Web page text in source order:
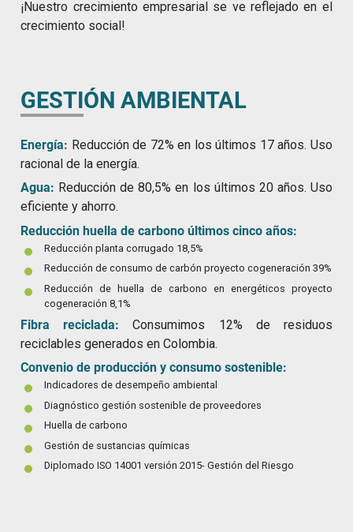
¡Nuestro crecimiento empresarial se ve reflejado en el
crecimiento social!
GESTIÓN AMBIENTAL
Energía: Reducción de 72% en los últimos 17 años. Uso
racional de la energía.
Agua: Reducción de 80,5% en los últimos 20 años. Uso
eficiente y ahorro.
Reducción huella de carbono últimos cinco años:
Reducción planta corrugado 18,5%
Reducción de consumo de carbón proyecto cogeneración 39%
Reducción de huella de carbono en energéticos proyecto
cogeneración 8,1%
Fibra reciclada: Consumimos 12% de residuos
reciclables generados en Colombia.
Convenio de producción y consumo sostenible:
Indicadores de desempeño ambiental
Diagnóstico gestión sostenible de proveedores
Huella de carbono
Gestión de sustancias químicas
Diplomado ISO 14001 versión 2015- Gestión del Riesgo